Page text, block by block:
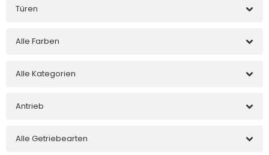
Türen
Alle Farben
Alle Kategorien
Antrieb
Alle Getriebearten